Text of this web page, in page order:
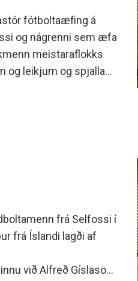
fótboltaæfing á
og nágrenni sem æfa
meistaraflokks
og leikjum og spjalla
frá Selfossi í
frá Íslandi lagði af
við Alfreð Gíslason,